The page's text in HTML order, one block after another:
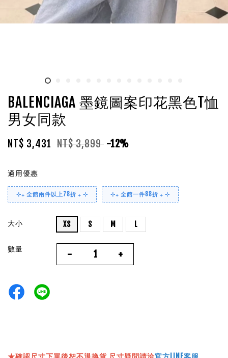
BALENCIAGA 墨鏡圖案印花黑色T恤
男女同款
NT$ 3,431 NT$ 3,899 -12%
適用優惠
⊹₊ 全館兩件以上78折 ₊ ⊹ ⊹₊ 全館一件88折 ₊ ⊹
大小 XS S M L
數量 - +
★確認尺寸下單後恕不退換貨 尺寸疑問請洽官方LINE客服